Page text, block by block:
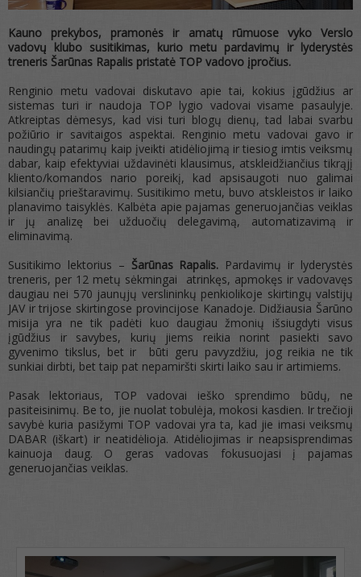
Kauno prekybos, pramonės ir amatų rūmuose vyko Verslo
vadovų klubo susitikimas, kurio metu pardavimų ir lyderystės
treneris Šarūnas Rapalis pristatė TOP vadovo įpročius.
Renginio metu vadovai diskutavo apie tai, kokius įgūdžius ar
sistemas turi ir naudoja TOP lygio vadovai visame pasaulyje.
Atkreiptas dėmesys, kad visi turi blogų dienų, tad labai svarbu
požiūrio ir savitaigos aspektai. Renginio metu vadovai gavo ir
naudingų patarimų kaip įveikti atidėliojimą ir tiesiog imtis veiksmų
dabar, kaip efektyviai uždavinėti klausimus, atskleidžiančius tikrąjį
kliento/komandos nario poreikį, kad apsisaugoti nuo galimai
kilsiančių prieštaravimų. Susitikimo metu, buvo atskleistos ir laiko
planavimo taisyklės. Kalbėta apie pajamas generuojančias veiklas
ir jų analizę bei užduočių delegavimą, automatizavimą ir
eliminavimą.
Susitikimo lektorius – Šarūnas Rapalis. Pardavimų ir lyderystės
treneris, per 12 metų sėkmingai atrinkęs, apmokęs ir vadovavęs
daugiau nei 570 jaunųjų verslininkų penkiolikoje skirtingų valstijų
JAV ir trijose skirtingose provincijose Kanadoje. Didžiausia Šarūno
misija yra ne tik padėti kuo daugiau žmonių išsiugdyti visus
įgūdžius ir savybes, kurių jiems reikia norint pasiekti savo
gyvenimo tikslus, bet ir būti geru pavyzdžiu, jog reikia ne tik
sunkiai dirbti, bet taip pat nepamiršti skirti laiko sau ir artimiems.
Pasak lektoriaus, TOP vadovai ieško sprendimo būdų, ne
pasiteisinimų. Be to, jie nuolat tobulėja, mokosi kasdien. Ir trečioji
savybė kuria pasižymi TOP vadovai yra ta, kad jie imasi veiksmų
DABAR (iškart) ir neatidėlioja. Atidėliojimas ir neapsisprendimas
kainuoja daug. O geras vadovas fokusuojasi į pajamas
generuojančias veiklas.